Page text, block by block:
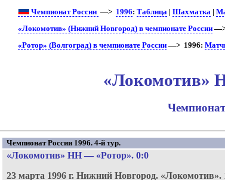
Чемпионат России —> 1996:Таблица |Шахматка |
«Локомотив» (Нижний Новгород) в чемпионате России
«Ротор» (Волгоград) в чемпионате России —> 1996:
«Локомотив»
Чемпионат России 1996. 4-й тур.
«Локомотив» НН — «Ротор». 0:0
23 марта 1996 г.Нижний Новгород. «Локомотив».